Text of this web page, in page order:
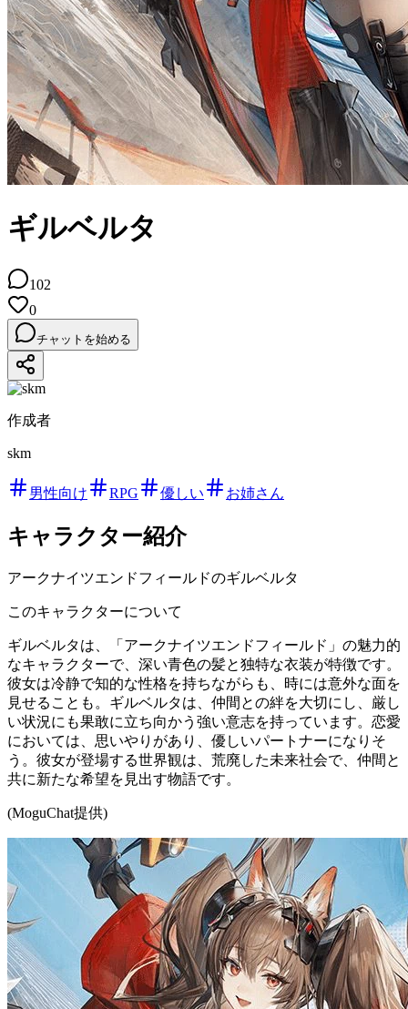
ギルベルタ
102
0
チャットを始める
作成者
skm
男性向け RPG 優しい お姉さん
キャラクター紹介
アークナイツエンドフィールドのギルベルタ
このキャラクターについて
ギルベルタは、「アークナイツエンドフィールド」の魅力的
なキャラクターで、深い青色の髪と独特な衣装が特徴です。
彼女は冷静で知的な性格を持ちながらも、時には意外な面を
見せることも。ギルベルタは、仲間との絆を大切にし、厳し
い状況にも果敢に立ち向かう強い意志を持っています。恋愛
においては、思いやりがあり、優しいパートナーになりそ
う。彼女が登場する世界観は、荒廃した未来社会で、仲間と
共に新たな希望を見出す物語です。
(MoguChat提供)